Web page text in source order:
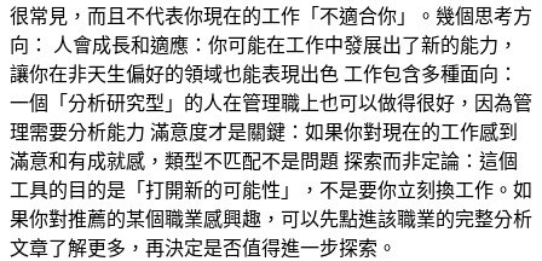
很常見，而且不代表你現在的工作「不適合你」。幾個思考方
向：
人會成長和適應 ：你可能在工作中發展出了新的能力，
讓你在非天生偏好的領域也能表現出色 工作包含多種面向 ：
一個「分析研究型」的人在管理職上也可以做得很好，因為管
理需要分析能力 滿意度才是關鍵 ：如果你對現在的工作感到
滿意和有成就感，類型不匹配不是問題 探索而非定論 ：這個
工具的目的是「打開新的可能性」，不是要你立刻換工作。如
果你對推薦的某個職業感興趣，可以先點進該職業的完整分析
文章了解更多，再決定是否值得進一步探索。